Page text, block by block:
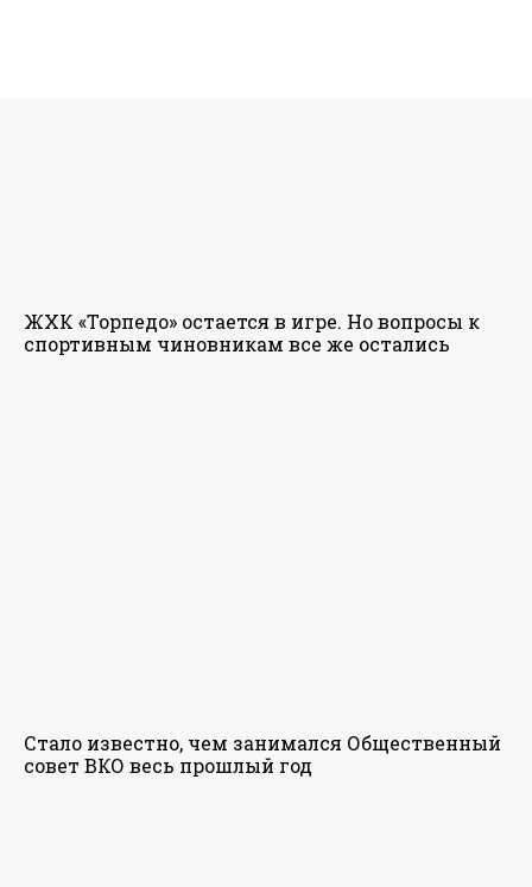
ЖХК «Торпедо» остается в игре. Но вопросы к
спортивным чиновникам все же остались
Стало известно, чем занимался Общественный
совет ВКО весь прошлый год